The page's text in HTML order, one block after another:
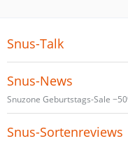
Snus-Talk
Snus-News
Snuzone Geburtstags-Sale
Snus-Sortenreviews